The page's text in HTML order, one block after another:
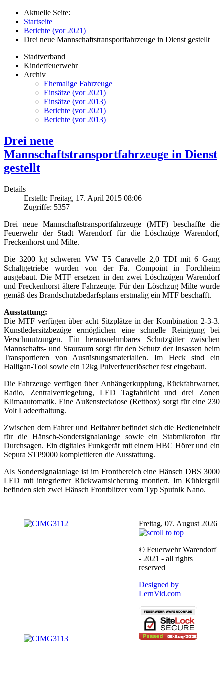
Aktuelle Seite:
Startseite
Berichte (vor 2021)
Drei neue Mannschaftstransportfahrzeuge in Dienst gestellt
Stadtverband
Kinderfeuerwehr
Archiv
Ehemalige Fahrzeuge
Einsätze (vor 2021)
Einsätze (vor 2013)
Berichte (vor 2021)
Berichte (vor 2013)
Drei neue
Mannschaftstransportfahrzeuge in Dienst
gestellt
Details
Erstellt: Freitag, 17. April 2015 08:06
Zugriffe: 5357
Drei neue Mannschaftstransportfahrzeuge (MTF) beschaffte die
Feuerwehr der Stadt Warendorf für die Löschzüge Warendorf,
Freckenhorst und Milte.
Die 3200 kg schweren VW T5 Caravelle 2,0 TDI mit 6 Gang
Schaltgetriebe wurden von der Fa. Compoint in Forchheim
ausgebaut. Die MTF ersetzen in den zwei Löschzügen Warendorf
und Freckenhorst ältere Fahrzeuge. Für den Löschzug Milte wurde
gemäß des Brandschutzbedarfsplans erstmalig ein MTF beschafft.
Ausstattung:
Die MTF verfügen über acht Sitzplätze in der Kombination 2-3-3.
Kunstledersitzbezüge ermöglichen eine schnelle Reinigung bei
Verschmutzungen. Ein herausnehmbares Schutzgitter zwischen
Mannschafts- und Stauraum sorgt für den Schutz der Insassen beim
Transportieren von Ausrüstungsmaterialien. Im Heck sind ein
Halligan-Tool sowie ein 12kg Pulverfeuerlöscher fest eingebaut.
Die Fahrzeuge verfügen über Anhängerkupplung, Rückfahrwarner,
Radio, Zentralverriegelung, LED Tagfahrlicht und drei Zonen
Klimaautomatik. Eine Außensteckdose (Rettbox) sorgt für eine 230
Volt Ladeerhaltung.
Zwischen dem Fahrer und Beifahrer befindet sich die Bedieneinheit
für die Hänsch-Sondersignalanlage sowie ein Stabmikrofon für
Durchsagen. Ein digitales Funkgerät mit einem HBC Hörer und ein
Sepura STP9000 komplettieren die Ausstattung.
Als Sondersignalanlage ist im Frontbereich eine Hänsch DBS 3000
LED mit integrierter Rückwarnsicherung montiert. Im Kühlergrill
befinden sich zwei Hänsch Frontblitzer vom Typ Sputnik Nano.
Freitag, 07. August 2026
© Feuerwehr Warendorf
- 2021 - all rights
reserved
Designed by
LernVid.com